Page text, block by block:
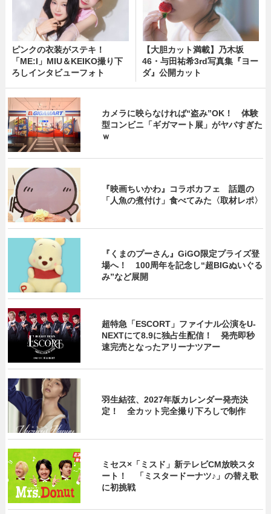
ピンクの衣装がステキ！
「ME:I」MIU＆KEIKO撮り下
ろしインタビューフォト
【大胆カット満載】乃木坂
46・与田祐希3rd写真集『ヨー
ダ』公開カット
カメラに映らなければ“盗み”OK！ 体験
型コンビニ「ギガマート展」がヤバすぎた
ｗ
『映画ちいかわ』コラボカフェ 話題の
「人魚の煮付け」食べてみた〈取材レポ〉
『くまのプーさん』GiGO限定プライズ登
場へ！ 100周年を記念し“超BIGぬいぐる
み”など展開
超特急「ESCORT」ファイナル公演をU-
NEXTにて8.9に独占生配信！ 発売即秒
速完売となったアリーナツアー
羽生結弦、2027年版カレンダー発売決
定！ 全カット完全撮り下ろしで制作
ミセス×「ミスド」新テレビCM放映スタ
ート！ 「ミスタードーナツ♪」の替え歌
に初挑戦